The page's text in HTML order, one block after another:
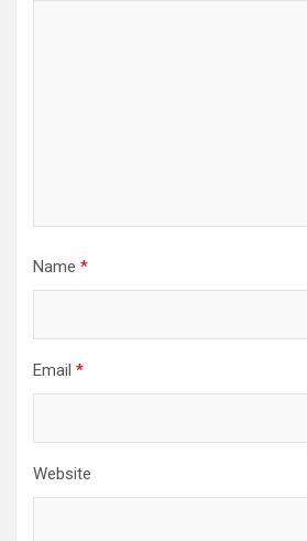
Name *
Email *
Website